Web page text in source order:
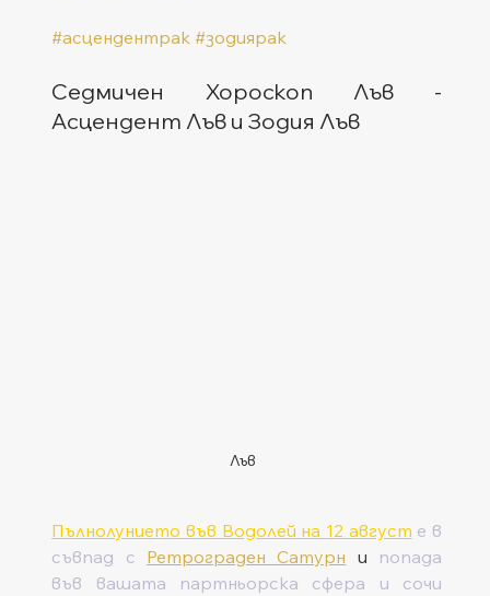
#асцендентрак #зодиярак
Седмичен Хороскоп Лъв -
Асцендент Лъв и Зодия Лъв
Лъв
Пълнолунието във Водолей на 12 август е в
съвпад с Ретрограден Сатурн и попада
във вашата партньорска сфера и сочи